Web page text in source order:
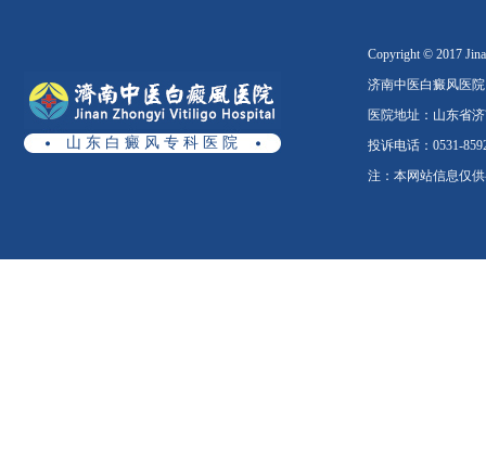
山 东 白 癜 风 专 科 医 院
Copyright © 2017
济南中医白癜风医
医院地址：山东省
投诉电话：0531-
注：本网站信息仅